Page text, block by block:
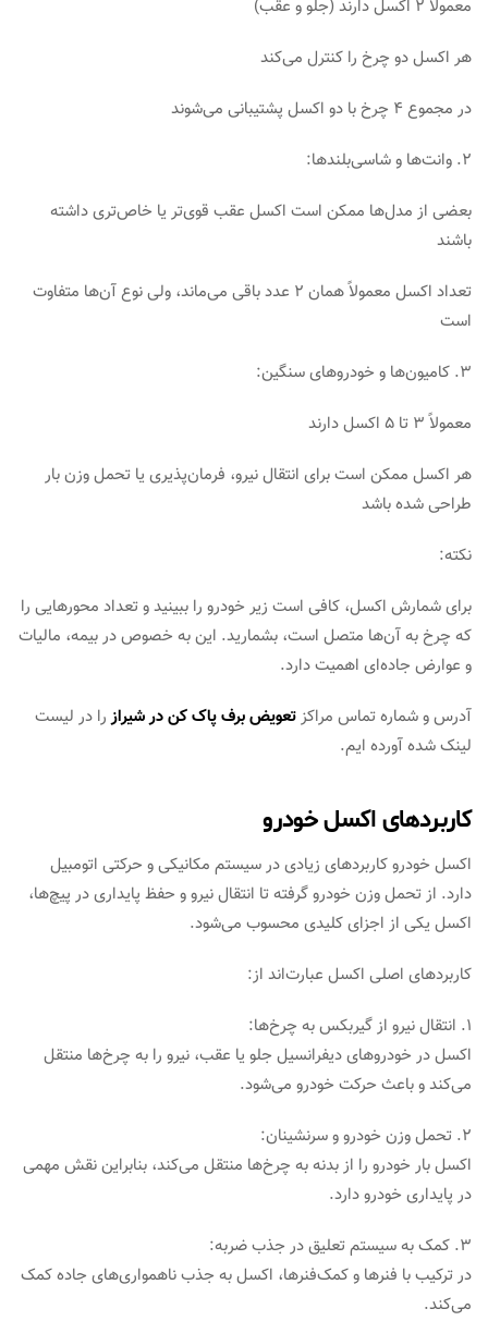
معمولاً ۲ اکسل دارند (جلو و عقب)
هر اکسل دو چرخ را کنترل می‌کند
در مجموع ۴ چرخ با دو اکسل پشتیبانی می‌شوند
۲. وانت‌ها و شاسی‌بلندها:
بعضی از مدل‌ها ممکن است اکسل عقب قوی‌تر یا خاص‌تری داشته
باشند
تعداد اکسل معمولاً همان ۲ عدد باقی می‌ماند، ولی نوع آن‌ها متفاوت
است
۳. کامیون‌ها و خودروهای سنگین:
معمولاً ۳ تا ۵ اکسل دارند
هر اکسل ممکن است برای انتقال نیرو، فرمان‌پذیری یا تحمل وزن بار
طراحی شده باشد
نکته:
برای شمارش اکسل، کافی است زیر خودرو را ببینید و تعداد محورهایی را
که چرخ به آن‌ها متصل است، بشمارید. این به خصوص در بیمه، مالیات
و عوارض جاده‌ای اهمیت دارد.
آدرس و شماره تماس مراکزتعویض برف پاک کن در شیرازرا در لیست
لینک شده آورده ایم.
کاربردهای اکسل خودرو
اکسل خودرو کاربردهای زیادی در سیستم مکانیکی و حرکتی اتومبیل
دارد. از تحمل وزن خودرو گرفته تا انتقال نیرو و حفظ پایداری در پیچ‌ها،
اکسل یکی از اجزای کلیدی محسوب می‌شود.
کاربردهای اصلی اکسل عبارت‌اند از:
۱. انتقال نیرو از گیربکس به چرخ‌ها:
اکسل در خودروهای دیفرانسیل جلو یا عقب، نیرو را به چرخ‌ها منتقل
می‌کند و باعث حرکت خودرو می‌شود.
۲. تحمل وزن خودرو و سرنشینان:
اکسل بار خودرو را از بدنه به چرخ‌ها منتقل می‌کند، بنابراین نقش مهمی
در پایداری خودرو دارد.
۳. کمک به سیستم تعلیق در جذب ضربه:
در ترکیب با فنرها و کمک‌فنرها، اکسل به جذب ناهمواری‌های جاده کمک
می‌کند.